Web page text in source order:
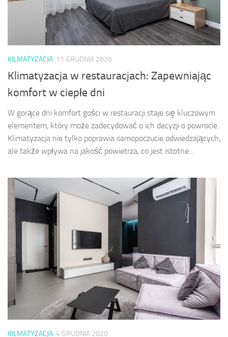
KILMATYZACJA 11 GRUDNIA 2020
Klimatyzacja w restauracjach: Zapewniając
komfort w ciepłe dni
W gorące dni komfort gości w restauracji staje się kluczowym
elementem, który może zadecydować o ich decyzji o powrocie.
Klimatyzacja nie tylko poprawia samopoczucie odwiedzających,
ale także wpływa na jakość powietrza, co jest istotne...
KILMATYZACJA 4 GRUDNIA 2020